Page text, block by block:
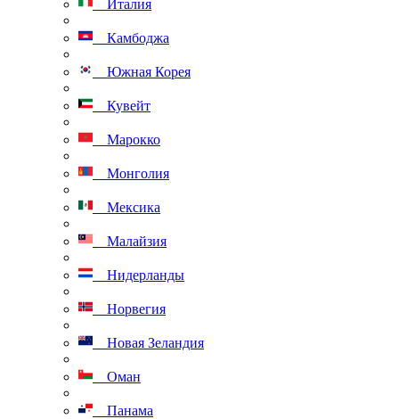
Италия
Камбоджа
Южная Корея
Кувейт
Марокко
Монголия
Мексика
Малайзия
Нидерланды
Норвегия
Новая Зеландия
Оман
Панама